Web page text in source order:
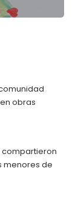
obras
compartieron
menores de